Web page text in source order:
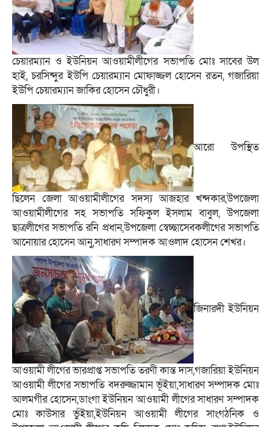
চেয়ারম্যান ও ইউনিয়ন আওয়ামীলীগের সভাপতি মোঃ সাবের উল
হাই, চরসিন্দুর ইউপি চেয়ারম্যান মোফাজ্জল হোসেন রতন, গজারিয়া
ইউপি চেয়ারম্যান জাকির হোসেন চৌধুরী।
আরো উপস্থিত
ছিলেন জেলা আওয়ামীলীগের সদস্য আজহার খন্দকার,উপজেলা
আওয়ামীলীগের সহ সভাপতি সফিকুল ইসলাম বাবুল, উপজেলা
ছাত্রলীগের সভাপতি রনি প্রধান,উপজেলা স্বেচ্ছাসেবকলীগের সভাপতি
আনোয়ার হোসেন আনু,সাধারণ সম্পাদক আওলাদ হোসেন শেখর।
জিনারদী ইউনিয়ন
আওয়ামী লীগের ভারপ্রাপ্ত সভাপতি তরণী কান্ত দাস,গজারিয়া ইউনিয়ন
আওয়ামী লীগের সভাপতি বদরুজ্জামান ভূঁইয়া,সাধারণ সম্পাদক মোঃ
আলমগীর হোসেন,ডাংগা ইউনিয়ন আওয়ামী লীগের সাধারণ সম্পাদক
মোঃ কাউসার ভুঁইয়া,ইউনিয়ন আওয়ামী লীগের সাংগঠনিক ও